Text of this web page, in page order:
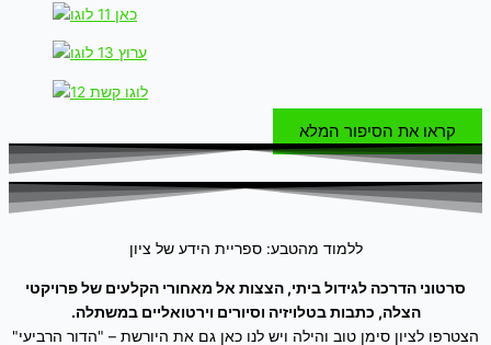
קראו את הסיפור המלא
ללמוד מהטבע: ספריית הידע של ציון
סרטוני הדרכה לגידול ביתי, הצצות אל מאחורי הקלעים של פרויקטי
הצלה, כתבות בטלויזיה וסיורים וירטואליים במשתלה.
הצטרפו לציון סימן טוב והילה ויש לנו כאן גם את היורשת – "הדור הרביעי"